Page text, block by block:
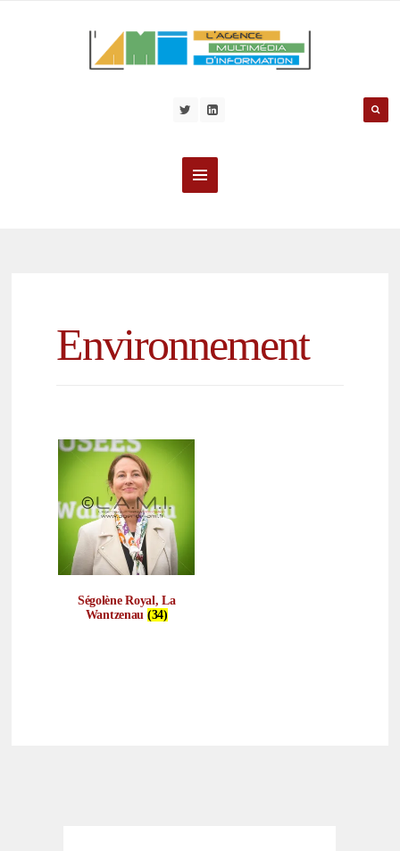
Environnement
Ségolène Royal, La
Wantzenau (34)